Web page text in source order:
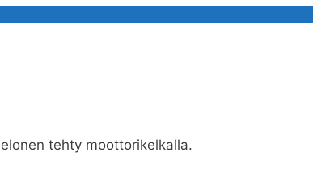
tehty moottorikelkalla.